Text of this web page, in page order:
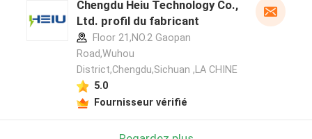
Chengdu Heiu Technology Co.,
Ltd. profil du fabricant
Floor 21,NO.2 Gaopan
Road,Wuhou
District,Chengdu,Sichuan ,LA CHINE
5.0
Fournisseur vérifié